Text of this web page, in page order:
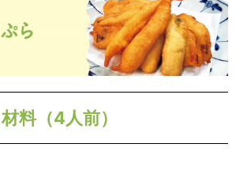
材料（4人前）